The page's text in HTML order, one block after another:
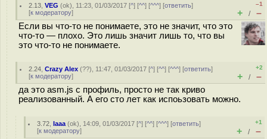
2.13 ,VEG (ok), 11:23, 01/03/2017 [^] [^^] [^^^] [ответить]
[к модератору]
–1
+ / –
Если вы что-то не понимаете, это не значит, что это
что-то — плохо. Это лишь значит лишь то, что вы
это что-то не понимаете.
2.24 ,Crazy Alex (??), 11:47, 01/03/2017 [^] [^^] [^^^] [ответить]
[к модератору]
+2
+ / –
да это asm.js с профиль, просто не так криво
реализованный. А его сто лет как испоьзовать можно.
3.72 ,Iaaa (ok), 14:09, 01/03/2017 [^] [^^] [^^^] [ответить]
[к модератору]
+1
+ / –